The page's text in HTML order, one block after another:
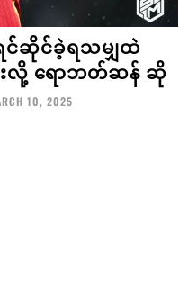
ဆိုင်ခဲ့ရသမျှထဲ
လို့ ရောဘတ်ဆန် ဆို
10, 2025